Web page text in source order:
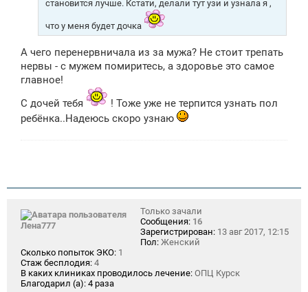
становится лучше. Кстати, делали тут узи и узнала я ,
что у меня будет дочка
А чего перенервничала из за мужа? Не стоит трепать
нервы - с мужем помиритесь, а здоровье это самое
главное!
С дочей тебя
! Тоже уже не терпится узнать пол
ребёнка..Надеюсь скоро узнаю
Лена777
Только зачали
Сообщения: 16
Зарегистрирован: 13 авг 2017, 12:15
Пол: Женский
Сколько попыток ЭКО: 1
Стаж бесплодия: 4
В каких клиниках проводилось лечение: ОПЦ Курск
Благодарил (а): 4 раза